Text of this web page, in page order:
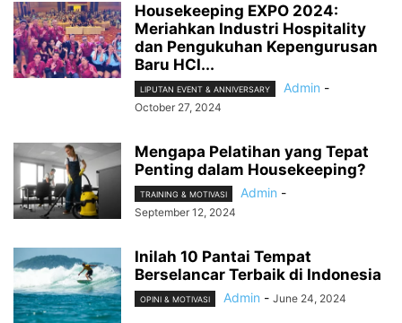
Housekeeping EXPO 2024:
Meriahkan Industri Hospitality
dan Pengukuhan Kepengurusan
Baru HCI...
LIPUTAN EVENT & ANNIVERSARY Admin -
October 27, 2024
Mengapa Pelatihan yang Tepat
Penting dalam Housekeeping?
TRAINING & MOTIVASI Admin -
September 12, 2024
Inilah 10 Pantai Tempat
Berselancar Terbaik di Indonesia
OPINI & MOTIVASI Admin - June 24, 2024